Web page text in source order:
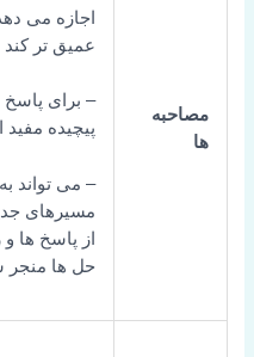
اجازه می دهد تا
عمیق تر کند
– برای پاسخ های
پیچیده مفید است
– می تواند به
مسیرهای جدیدی
از پاسخ ها و راه
حل ها منجر شود.